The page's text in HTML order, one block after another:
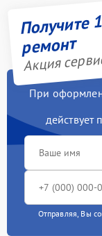
Получите
ремонт
Акция
При
действует
Отправляя, Вы